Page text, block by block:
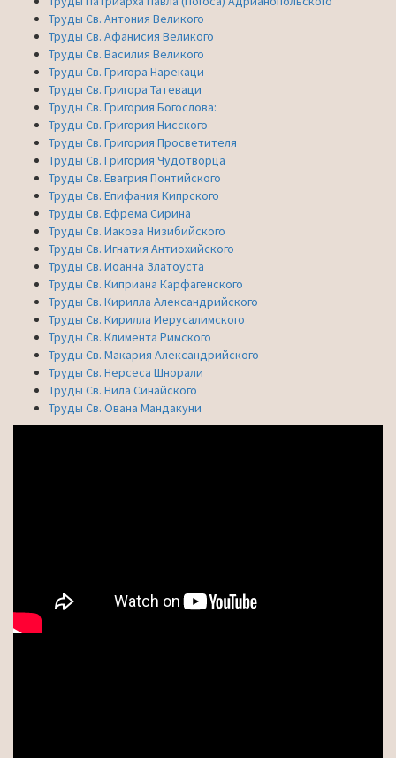
Труды Св. Антония Великого
Труды Св. Афанисия Великого
Труды Св. Василия Великого
Труды Св. Григора Нарекаци
Труды Св. Григора Татеваци
Труды Св. Григория Богослова:
Труды Св. Григория Нисского
Труды Св. Григория Просветителя
Труды Св. Григория Чудотворца
Труды Св. Евагрия Понтийского
Труды Св. Епифания Кипрского
Труды Св. Ефрема Сирина
Труды Св. Иакова Низибийского
Труды Св. Игнатия Антиохийского
Труды Св. Иоанна Златоуста
Труды Св. Киприана Карфагенского
Труды Св. Кирилла Александрийского
Труды Св. Кирилла Иерусалимского
Труды Св. Климента Римского
Труды Св. Макария Александрийского
Труды Св. Нерсеса Шнорали
Труды Св. Нила Синайского
Труды Св. Ована Мандакуни